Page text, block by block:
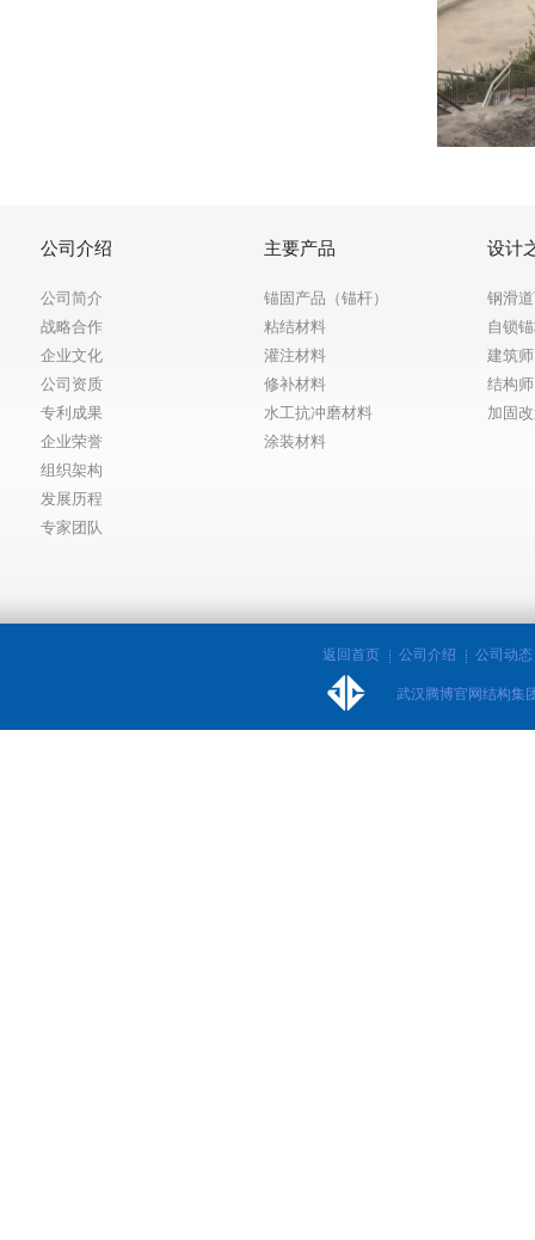
公司介绍
公司简介
战略合作
企业文化
公司资质
专利成果
企业荣誉
组织架构
发展历程
专家团队
主要产品
锚固产品（锚杆）
粘结材料
灌注材料
修补材料
水工抗冲磨材料
涂装材料
设计
钢滑
自锁
建筑
结构
加固
返回首页 公司介绍 公司动态
武汉腾博官网结构集